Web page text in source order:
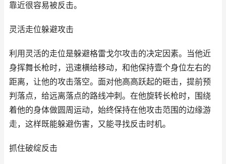
靠近很容易被反击。
灵活走位躲避攻击
利用灵活的走位是躲避格雷戈尔攻击的决定因素。当他近
身挥舞长枪时，迅速横给移动，和他保持壹个身位左右的
距离，让他的攻击落空。面对他高高跃起的砸击，提前预
判落点，给远离落点的路线冲刺。在他旋转长枪时，围绕
着他的身体做圆周运动，始终保持在他攻击范围的边缘游
走，这样既能躲避伤害，又能寻找反击时机。
抓住破绽反击